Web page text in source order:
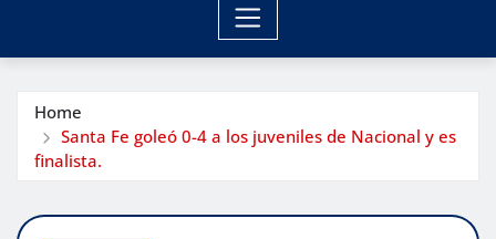
Home
Santa Fe goleó 0-4 a los juveniles de Nacional y es
finalista.